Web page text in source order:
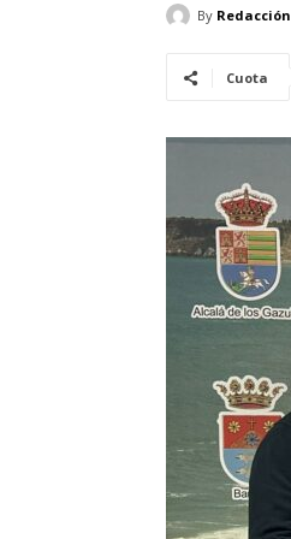
By Redacción
Cuota